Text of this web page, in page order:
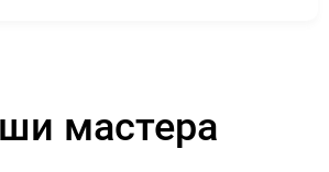
мастера